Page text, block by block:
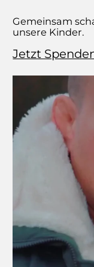
Gemeinsam
unsere Kinder.
Jetzt